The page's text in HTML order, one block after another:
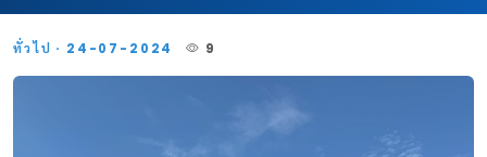
ทั่วไป · 24-07-2024 9